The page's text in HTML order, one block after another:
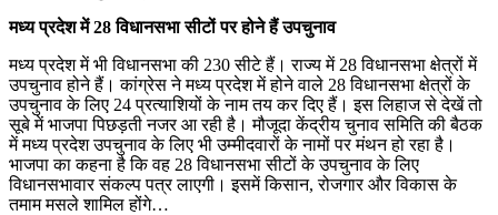
मध्य प्रदेश में 28 विधानसभा सीटों पर होने हैं उपचुनाव
मध्य प्रदेश में भी विधानसभा की 230 सीटे हैं। राज्य में 28 विधानसभा क्षेत्रों में
उपचुनाव होने हैं। कांग्रेस ने मध्य प्रदेश में होने वाले 28 विधानसभा क्षेत्रों के
उपचुनाव के लिए 24 प्रत्याशियों के नाम तय कर दिए हैं। इस लिहाज से देखें तो
सूबे में भाजपा पिछड़ती नजर आ रही है। मौजूदा केंद्रीय चुनाव समिति की बैठक
में मध्‍य प्रदेश उपचुनाव के लिए भी उम्‍मीदवारों के नामों पर मंथन हो रहा है।
भाजपा का कहना है कि वह 28 विधानसभा सीटों के उपचुनाव के लिए
विधानसभावार संकल्प पत्र लाएगी। इसमें किसान, रोजगार और विकास के
तमाम मसले शामिल होंगे…